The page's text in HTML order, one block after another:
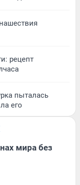
рецепт
пыталась
его
мира без